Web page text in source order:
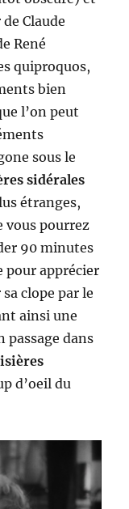
Claude
René
quiproquos,
bien
l’on peut
sous le
sidérales
étranges,
vous pourrez
90 minutes
pour apprécier
clope par le
ainsi une
dans
d’oeil du